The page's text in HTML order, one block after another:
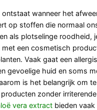
ontstaat wanneer het
op stoffen die normaal
als plotselinge roodheid,
een cosmetisch
Vaak gaat een
gevoelige huid en soms
is het belangrijk om
zonder
vera extract bieden